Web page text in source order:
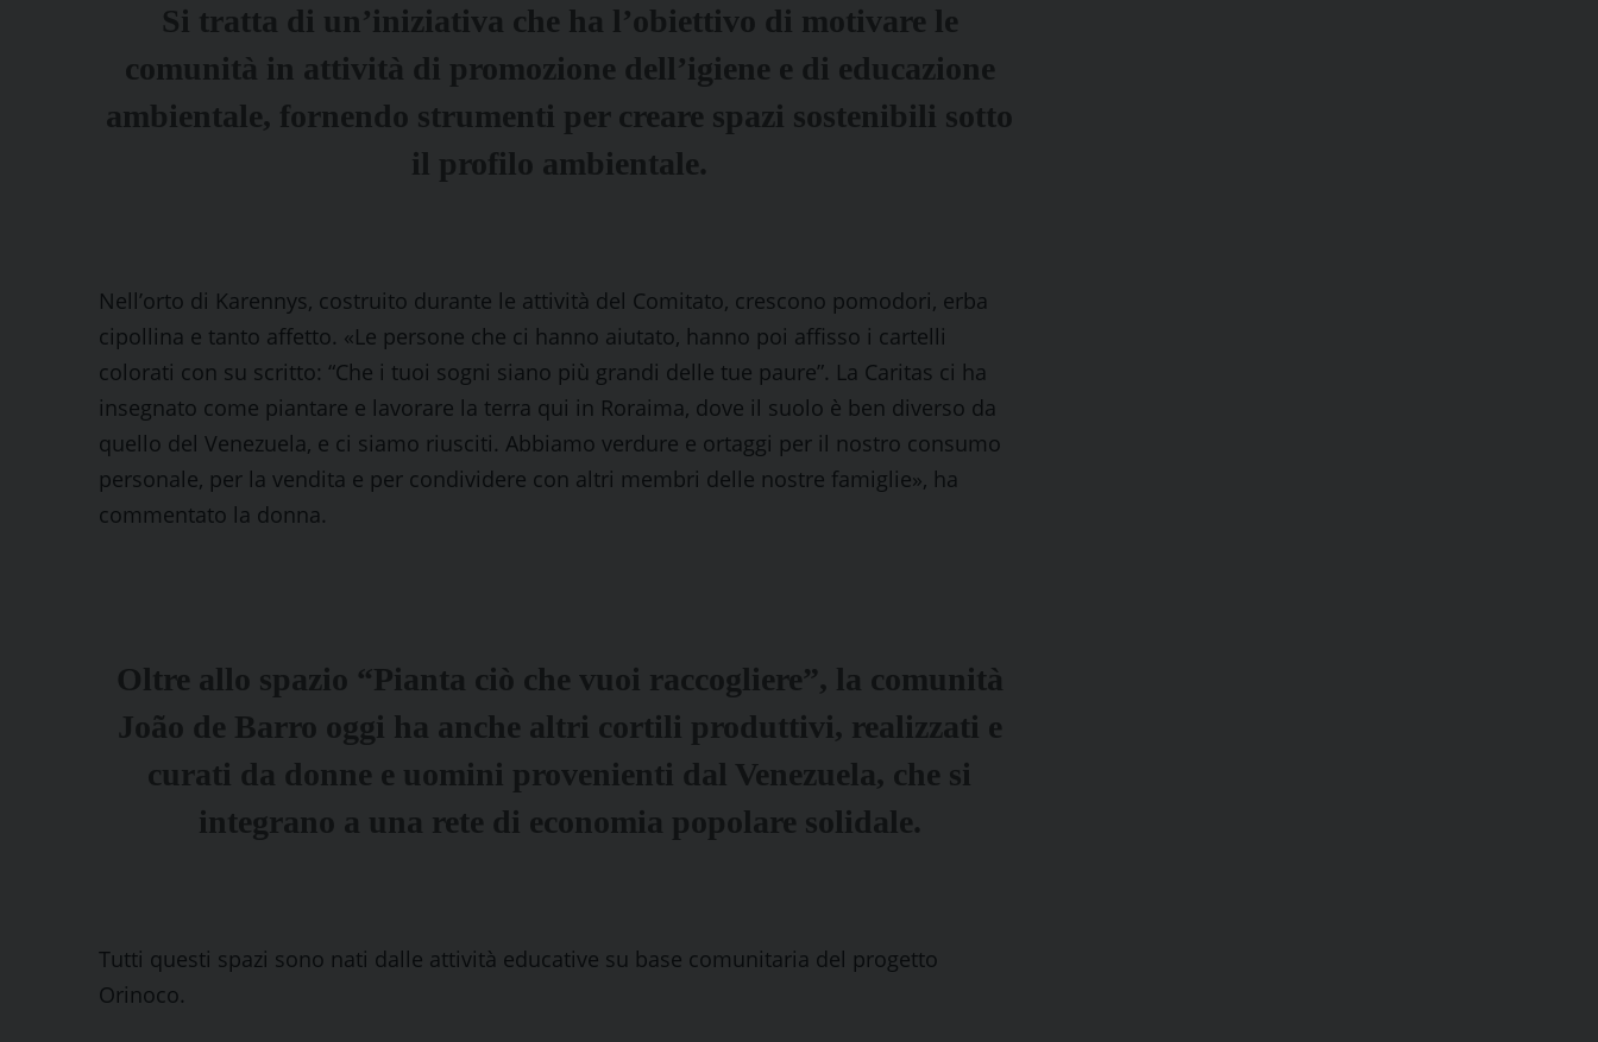
Si tratta di un’iniziativa che ha l’obiettivo di motivare le
comunità in attività di promozione dell’igiene e di educazione
ambientale, fornendo strumenti per creare spazi sostenibili sotto
il profilo ambientale.
Nell’orto di Karennys, costruito durante le attività del Comitato, crescono pomodori, erba
cipollina e tanto affetto. «Le persone che ci hanno aiutato, hanno poi affisso i cartelli
colorati con su scritto: “Che i tuoi sogni siano più grandi delle tue paure”. La Caritas ci ha
insegnato come piantare e lavorare la terra qui in Roraima, dove il suolo è ben diverso da
quello del Venezuela, e ci siamo riusciti. Abbiamo verdure e ortaggi per il nostro consumo
personale, per la vendita e per condividere con altri membri delle nostre famiglie», ha
commentato la donna.
Oltre allo spazio “Pianta ciò che vuoi raccogliere”, la comunità
João de Barro oggi ha anche altri cortili produttivi, realizzati e
curati da donne e uomini provenienti dal Venezuela, che si
integrano a una rete di economia popolare solidale.
Tutti questi spazi sono nati dalle attività educative su base comunitaria del progetto
Orinoco.